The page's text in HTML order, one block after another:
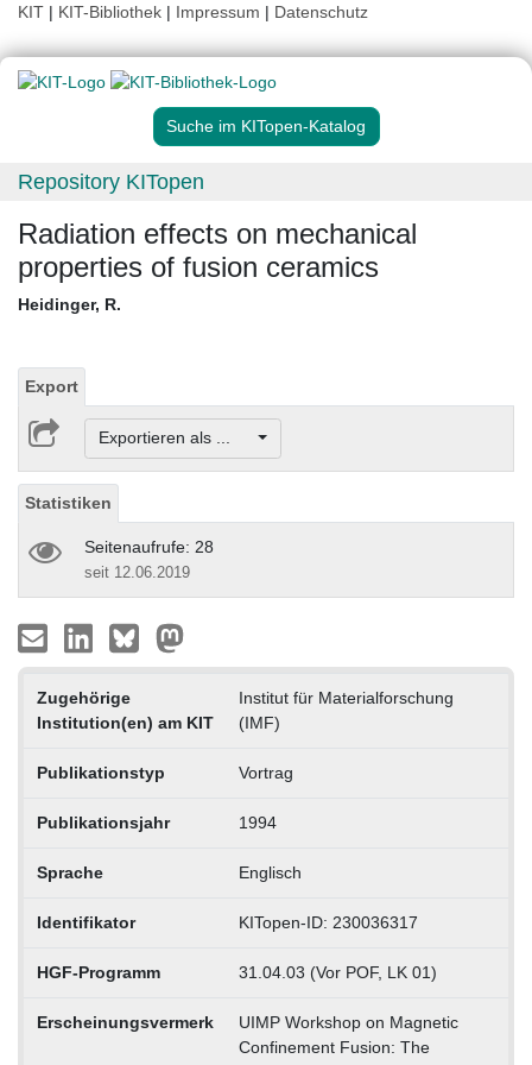
KIT | KIT-Bibliothek | Impressum | Datenschutz
Suche im KITopen-Katalog
Repository KITopen
Radiation effects on mechanical
properties of fusion ceramics
Heidinger, R.
Export
Exportieren als ...
Statistiken
Seitenaufrufe: 28
seit 12.06.2019
Zugehörige
Institution(en) am KIT
Institut für Materialforschung
(IMF)
Publikationstyp Vortrag
Publikationsjahr 1994
Sprache Englisch
Identifikator KITopen-ID: 230036317
HGF-Programm 31.04.03 (Vor POF, LK 01)
Erscheinungsvermerk
UIMP Workshop on Magnetic
Confinement Fusion: The